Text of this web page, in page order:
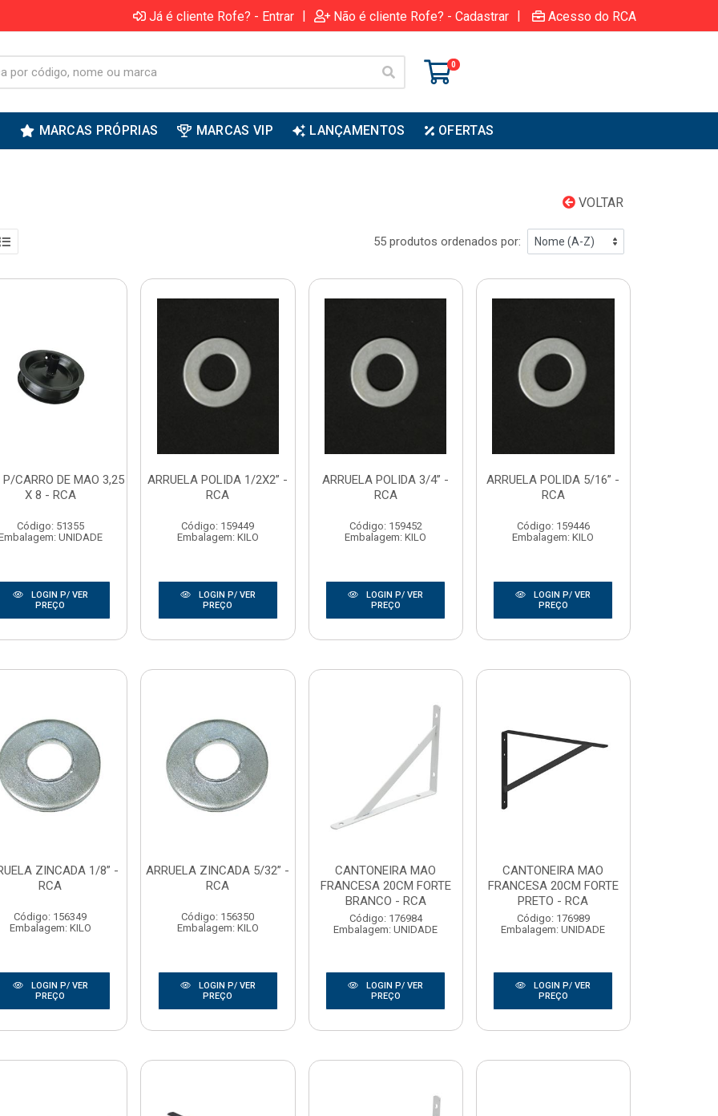
Já é cliente Rofe? - Entrar | Não é cliente Rofe? - Cadastrar | Acesso do RCA
0
MARCAS PRÓPRIAS MARCAS VIP LANÇAMENTOS OFERTAS
VOLTAR
55 produtos ordenados por:
P/CARRO DE MAO 3,25
X 8 - RCA
Código: 51355
UNIDADE
LOGIN P/ VER
PREÇO
ARRUELA POLIDA 1/2X2” -
RCA
Código: 159449
Embalagem: KILO
LOGIN P/ VER
PREÇO
ARRUELA POLIDA 3/4” -
RCA
Código: 159452
Embalagem: KILO
LOGIN P/ VER
PREÇO
ARRUELA POLIDA 5/16” -
RCA
Código: 159446
Embalagem: KILO
LOGIN P/ VER
PREÇO
ZINCADA 1/8” -
RCA
Código: 156349
Embalagem: KILO
LOGIN P/ VER
PREÇO
ARRUELA ZINCADA 5/32” -
RCA
Código: 156350
Embalagem: KILO
LOGIN P/ VER
PREÇO
CANTONEIRA MAO
FRANCESA 20CM FORTE
BRANCO - RCA
Código: 176984
Embalagem: UNIDADE
LOGIN P/ VER
PREÇO
CANTONEIRA MAO
FRANCESA 20CM FORTE
PRETO - RCA
Código: 176989
Embalagem: UNIDADE
LOGIN P/ VER
PREÇO